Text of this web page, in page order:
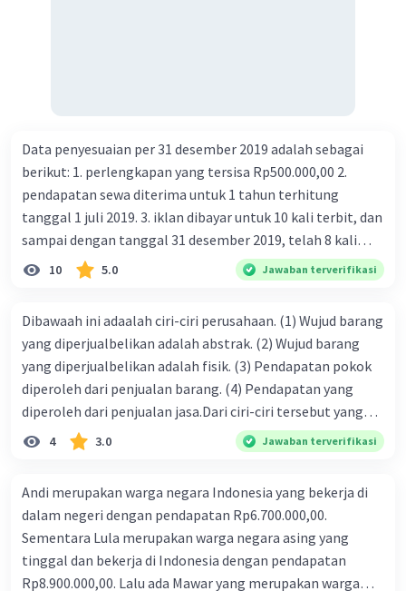
Data penyesuaian per 31 desember 2019 adalah sebagai
berikut: 1. perlengkapan yang tersisa Rp500.000,00 2.
pendapatan sewa diterima untuk 1 tahun terhitung
tanggal 1 juli 2019. 3. iklan dibayar untuk 10 kali terbit, dan
sampai dengan tanggal 31 desember 2019, telah 8 kali
terbit. 4. gaji terutang untuk periode berjalan sebesar
Rp800.000,00 dari data di atas, pencatatan jurnal pembalik
10 5.0 Jawaban terverifikasi
Dibawaah ini adaalah ciri-ciri perusahaan. (1) Wujud barang
yang diperjualbelikan adalah abstrak. (2) Wujud barang
yang diperjualbelikan adalah fisik. (3) Pendapatan pokok
diperoleh dari penjualan barang. (4) Pendapatan yang
diperoleh dari penjualan jasa.Dari ciri-ciri tersebut yang
merupakan ciri dari perusahaan dagang ditunjukan pada
nomor…. a. 1 dan 3 b. 3 dan 4 c. 2 dan 3 d. 1 dan 2 e. 2 dan 4
4 3.0 Jawaban terverifikasi
Andi merupakan warga negara Indonesia yang bekerja di
dalam negeri dengan pendapatan Rp6.700.000,00.
Sementara Lula merupakan warga negara asing yang
tinggal dan bekerja di Indonesia dengan pendapatan
Rp8.900.000,00. Lalu ada Mawar yang merupakan warga